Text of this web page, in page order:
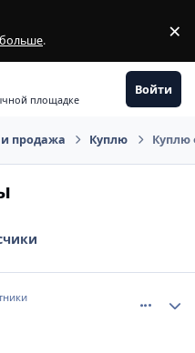
. ×
площадке
Войти
продажа Куплю Куплю